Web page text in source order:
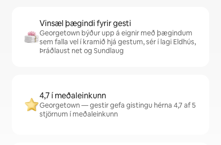
Vinsæl þægindi fyrir gesti
Georgetown býður upp á eignir með þægindum
sem falla vel í kramið hjá gestum, sér í lagi Eldhús,
Þráðlaust net og Sundlaug
4,7 í meðaleinkunn
Georgetown — gestir gefa gistingu hérna 4,7 af 5
stjörnum í meðaleinkunn